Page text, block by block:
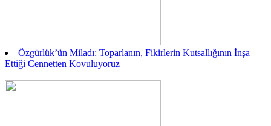
Özgürlük’ün Miladı: Toparlanın, Fikirlerin Kutsallığının İnşa
Ettiği Cennetten Kovuluyoruz